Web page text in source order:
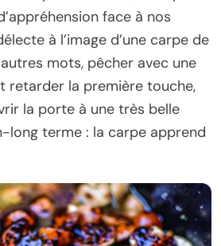
face à nos
à l’image d’une carpe de
mots, pêcher avec une
retarder la première touche,
la porte à une très belle
long terme : la carpe apprend